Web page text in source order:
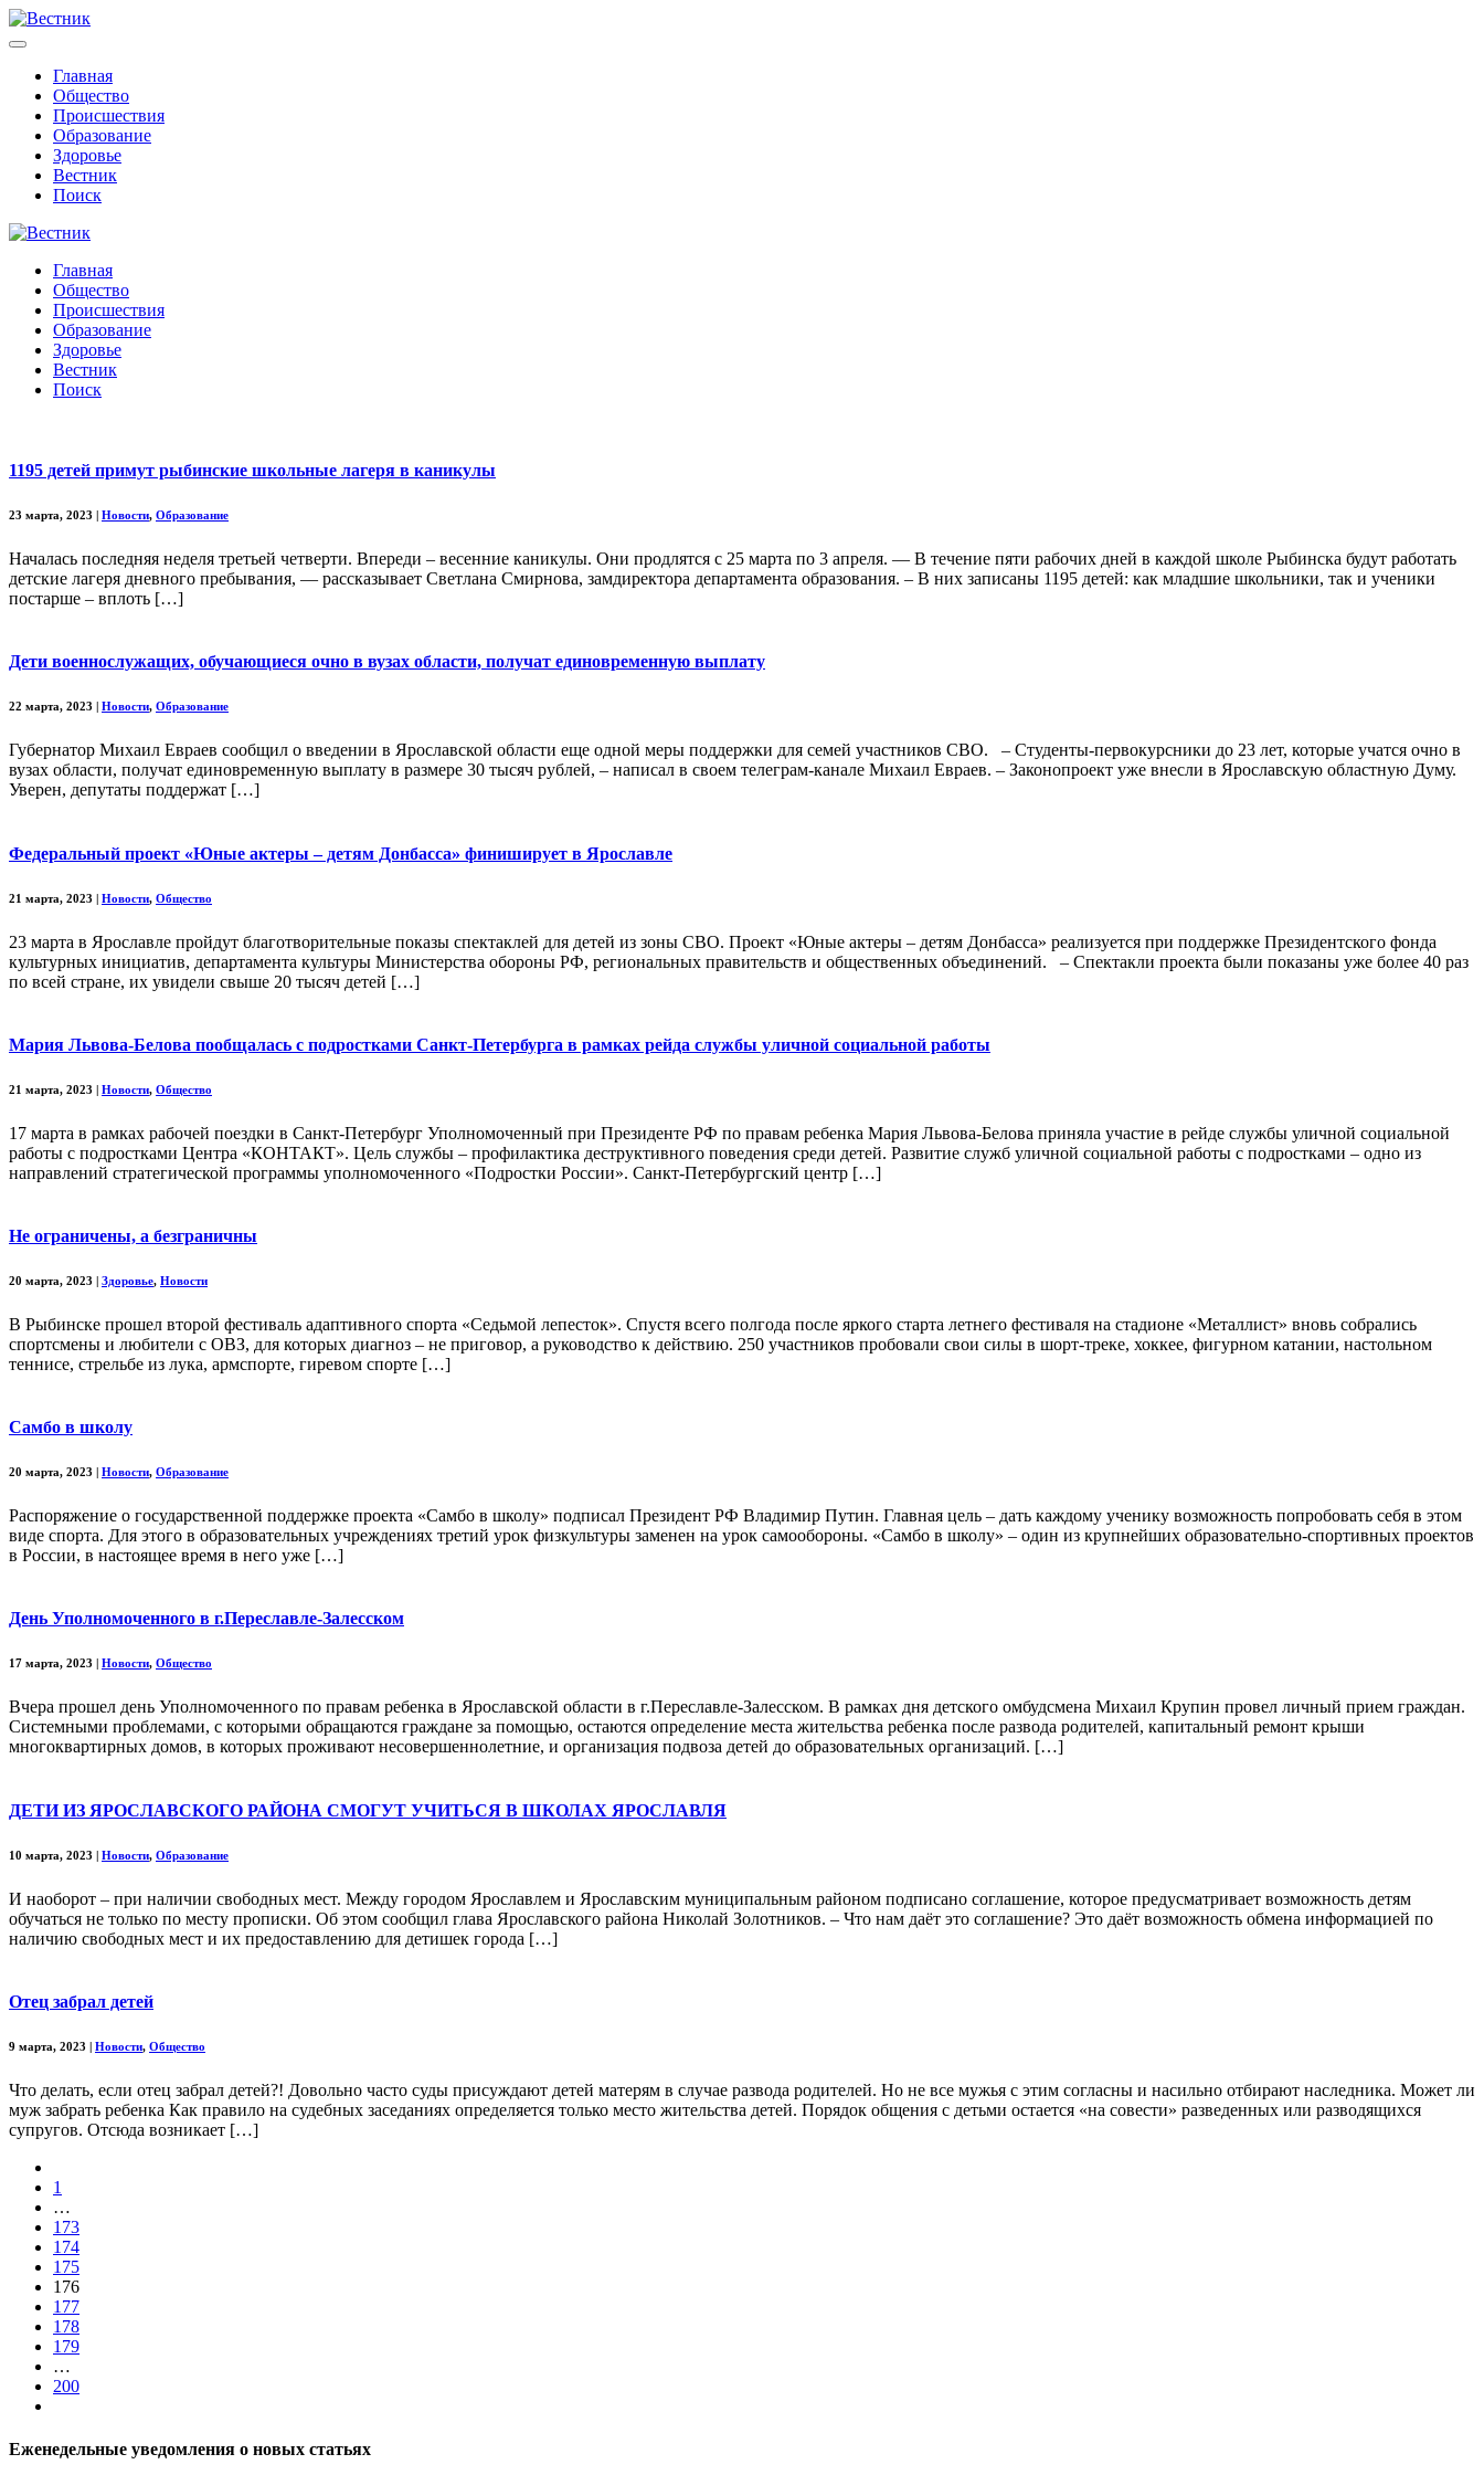
Главная
Общество
Происшествия
Образование
Здоровье
Вестник
Поиск
Главная
Общество
Происшествия
Образование
Здоровье
Вестник
Поиск
1195 детей примут рыбинские школьные лагеря в каникулы
23 марта, 2023 Новости, Образование
Началась последняя неделя третьей четверти. Впереди – весенние каникулы. Они продлятся с 25 марта по 3 апреля. — В течение пяти рабочих дней в каждой школе Рыбинска будут работать
детские лагеря дневного пребывания, — рассказывает Светлана Смирнова, замдиректора департамента образования. – В них записаны 1195 детей: как младшие школьники, так и ученики
постарше – вплоть […]
Дети военнослужащих, обучающиеся очно в вузах области, получат единовременную выплату
22 марта, 2023 Новости, Образование
Губернатор Михаил Евраев сообщил о введении в Ярославской области еще одной меры поддержки для семей участников СВО. – Студенты-первокурсники до 23 лет, которые учатся очно в
вузах области, получат единовременную выплату в размере 30 тысяч рублей, – написал в своем телеграм-канале Михаил Евраев. – Законопроект уже внесли в Ярославскую областную Думу.
Уверен, депутаты поддержат […]
​Федеральный проект «Юные актеры – детям Донбасса» финиширует в Ярославле
21 марта, 2023 | Новости, Общество
23 марта в Ярославле пройдут благотворительные показы спектаклей для детей из зоны СВО. Проект «Юные актеры – детям Донбасса» реализуется при поддержке Президентского фонда
культурных инициатив, департамента культуры Министерства обороны РФ, региональных правительств и общественных объединений. – Спектакли проекта были показаны уже более 40 раз
по всей стране, их увидели свыше 20 тысяч детей […]
Мария Львова-Белова пообщалась с подростками Санкт-Петербурга в рамках рейда службы уличной социальной работы
21 марта, 2023 | Новости, Общество
17 марта в рамках рабочей поездки в Санкт-Петербург Уполномоченный при Президенте РФ по правам ребенка Мария Львова-Белова приняла участие в рейде службы уличной социальной
работы с подростками Центра «КОНТАКТ». Цель службы – профилактика деструктивного поведения среди детей. Развитие служб уличной социальной работы с подростками – одно из
направлений стратегической программы уполномоченного «Подростки России». Санкт-Петербургский центр […]
Не ограничены, а безграничны
20 марта, 2023 | Здоровье, Новости
В Рыбинске прошел второй фестиваль адаптивного спорта «Седьмой лепесток». Спустя всего полгода после яркого старта летнего фестиваля на стадионе «Металлист» вновь собрались
спортсмены и любители с ОВЗ, для которых диагноз – не приговор, а руководство к действию. 250 участников пробовали свои силы в шорт-треке, хоккее, фигурном катании, настольном
теннисе, стрельбе из лука, армспорте, гиревом спорте […]
Самбо в школу
20 марта, 2023 Новости, Образование
Распоряжение о государственной поддержке проекта «Самбо в школу» подписал Президент РФ Владимир Путин. Главная цель – дать каждому ученику возможность попробовать себя в этом
виде спорта. Для этого в образовательных учреждениях третий урок физкультуры заменен на урок самообороны. «Самбо в школу» – один из крупнейших образовательно-спортивных проектов
в России, в настоящее время в него уже […]
День Уполномоченного в г.Переславле-Залесском
17 марта, 2023 Новости, Общество
Вчера прошел день Уполномоченного по правам ребенка в Ярославской области в г.Переславле-Залесском. В рамках дня детского омбудсмена Михаил Крупин провел личный прием граждан.
Системными проблемами, с которыми обращаются граждане за помощью, остаются определение места жительства ребенка после развода родителей, капитальный ремонт крыши
многоквартирных домов, в которых проживают несовершеннолетние, и организация подвоза детей до образовательных организаций. […]
ДЕТИ ИЗ ЯРОСЛАВСКОГО РАЙОНА СМОГУТ УЧИТЬСЯ В ШКОЛАХ ЯРОСЛАВЛЯ
10 марта, 2023 | Новости, Образование
И наоборот – при наличии свободных мест. Между городом Ярославлем и Ярославским муниципальным районом подписано соглашение, которое предусматривает возможность детям
обучаться не только по месту прописки. Об этом сообщил глава Ярославского района Николай Золотников. – Что нам даёт это соглашение? Это даёт возможность обмена информацией по
наличию свободных мест и их предоставлению для детишек города […]
Отец забрал детей
9 марта, 2023 | Новости, Общество
Что делать, если отец забрал детей?! Довольно часто суды присуждают детей матерям в случае развода родителей. Но не все мужья с этим согласны и насильно отбирают наследника. Может ли
муж забрать ребенка Как правило на судебных заседаниях определяется только место жительства детей. Порядок общения с детьми остается «на совести» разведенных или разводящихся
супругов. Отсюда возникает […]
1
…
173
174
175
176
177
178
179
…
200
Еженедельные уведомления о новых статьях